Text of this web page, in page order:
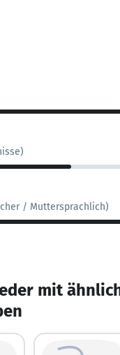
/ Muttersprachlich)
mit